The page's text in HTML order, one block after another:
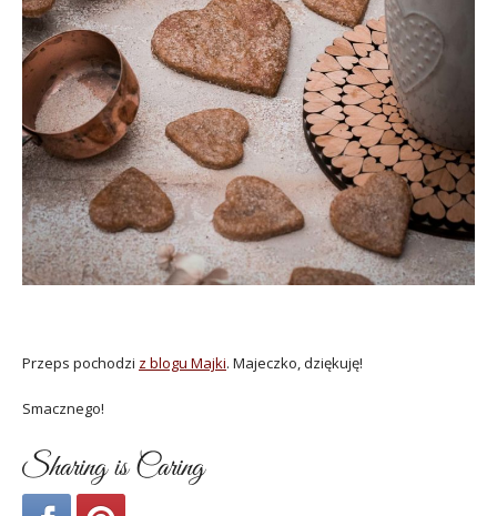
Przeps pochodzi z blogu Majki. Majeczko, dziękuję!
Smacznego!
Sharing is Caring